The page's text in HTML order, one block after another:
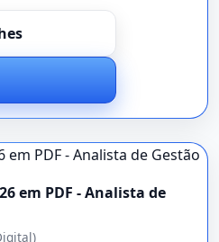
em PDF - Analista de